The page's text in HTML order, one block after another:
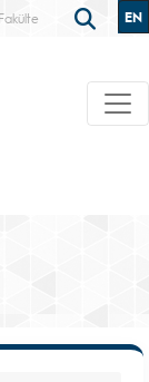
Fakülte EN